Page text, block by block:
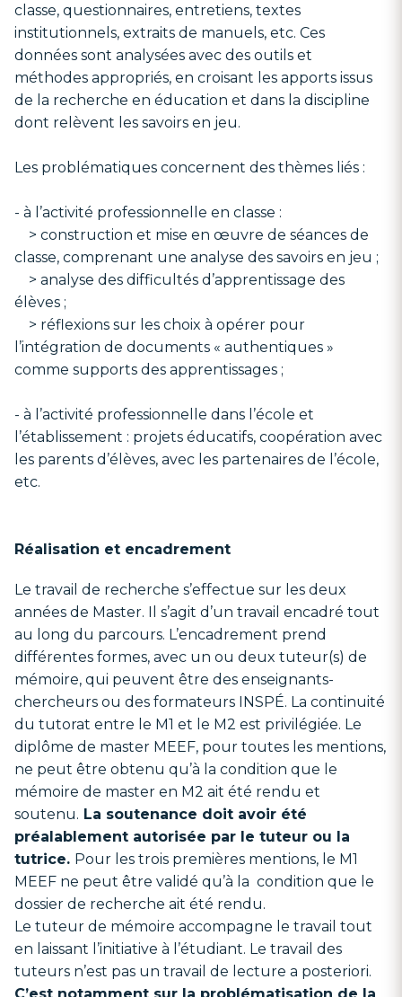
classe, questionnaires, entretiens, textes
institutionnels, extraits de manuels, etc. Ces
données sont analysées avec des outils et
méthodes appropriés, en croisant les apports issus
de la recherche en éducation et dans la discipline
dont relèvent les savoirs en jeu.
Les problématiques concernent des thèmes liés :
- à l’activité professionnelle en classe :
> construction et mise en œuvre de séances de
classe, comprenant une analyse des savoirs en jeu ;
> analyse des difficultés d’apprentissage des
élèves ;
> réflexions sur les choix à opérer pour
l’intégration de documents « authentiques »
comme supports des apprentissages ;
- à l’activité professionnelle dans l’école et
l’établissement : projets éducatifs, coopération avec
les parents d’élèves, avec les partenaires de l’école,
etc.
Réalisation et encadrement
Le travail de recherche s’effectue sur les deux
années de Master. Il s’agit d’un travail encadré tout
au long du parcours. L’encadrement prend
différentes formes, avec un ou deux tuteur(s) de
mémoire, qui peuvent être des enseignants-
chercheurs ou des formateurs INSPÉ. La continuité
du tutorat entre le M1 et le M2 est privilégiée. Le
diplôme de master MEEF, pour toutes les mentions,
ne peut être obtenu qu’à la condition que le
mémoire de master en M2 ait été rendu et
soutenu. La soutenance doit avoir été
préalablement autorisée par le tuteur ou la
tutrice. Pour les trois premières mentions, le M1
MEEF ne peut être validé qu’à la condition que le
dossier de recherche ait été rendu.
Le tuteur de mémoire accompagne le travail tout
en laissant l’initiative à l’étudiant. Le travail des
tuteurs n’est pas un travail de lecture a posteriori.